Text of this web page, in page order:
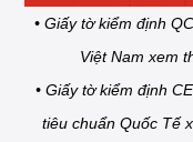
• Giấy tờ kiểm định
Việt Nam xem
• Giấy tờ kiểm định
tiêu chuẩn Quốc Tế